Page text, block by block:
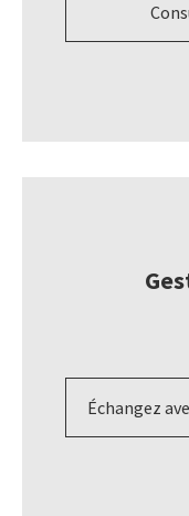
Échangez